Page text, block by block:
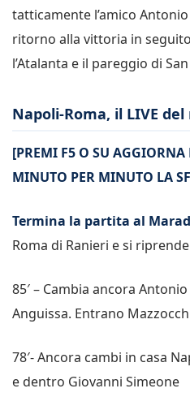
tatticamente l’amico Antonio
ritorno alla vittoria in
l’Atalanta e il pareggio di
Napoli-Roma, il LIVE
[PREMI F5 O SU AGGIORNA
MINUTO PER MINUTO LA
Termina la partita al
Roma di Ranieri e si
85′ – Cambia ancora
Anguissa. Entrano
78′- Ancora cambi in casa
e dentro Giovanni Simeone